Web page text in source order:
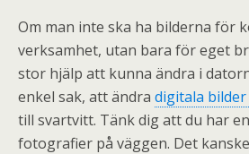
Om man inte ska ha bilderna för
verksamhet, utan bara för eget
stor hjälp att kunna ändra i
enkel sak, att ändra digitala
till svartvitt. Tänk dig att du har
fotografier på väggen. Det